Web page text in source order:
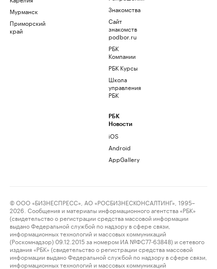
Мурманск
Приморский
край
Знакомства
Сайт
знакомств
podbor.ru
РБК
Компании
РБК Курсы
Школа
управления
РБК
РБК
Новости
iOS
Android
AppGallery
© ООО «БИЗНЕСПРЕСС», АО «РОСБИЗНЕСКОНСАЛТИНГ», 1995–
2026. Сообщения и материалы информационного агентства «РБК»
(свидетельство о регистрации средства массовой информации
выдано Федеральной службой по надзору в сфере связи,
информационных технологий и массовых коммуникаций
(Роскомнадзор) 09.12.2015 за номером ИА №ФС77-63848) и сетевого
издания «РБК» (свидетельство о регистрации средства массовой
информации выдано Федеральной службой по надзору в сфере связи,
информационных технологий и массовых коммуникаций